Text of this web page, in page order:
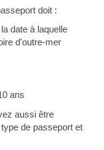
doit :
date à laquelle
d'outre-mer
ans
aussi être
de passeport et